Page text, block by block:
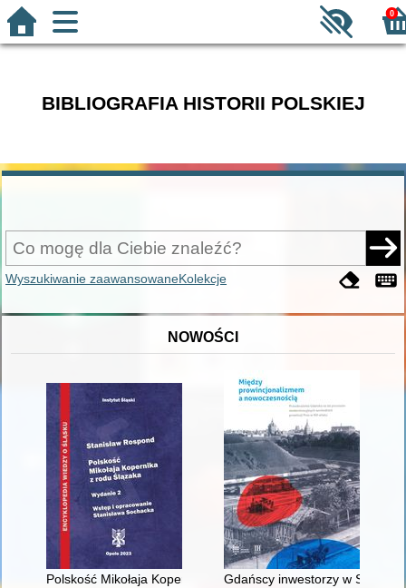
0
BIBLIOGRAFIA HISTORII POLSKIEJ
Wyszukiwanie zaawansowaneKolekcje
NOWOŚCI
Polskość Mikołaja Kopernika z rodu Ślązaka
Gdańscy inwestorzy w